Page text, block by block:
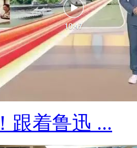
跟着鲁迅 ...